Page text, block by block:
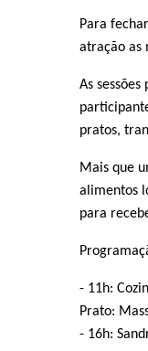
Para
atração as
As
pratos,
Mais que
alimentos
para
- 11h:
Prato:
- 16h: